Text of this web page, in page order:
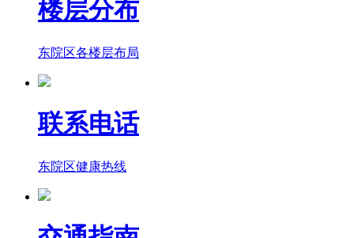
楼层分布
东院区各楼层布局
联系电话
东院区健康热线